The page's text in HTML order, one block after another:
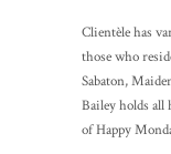
Clientèle has
those who
Sabaton,
Bailey holds all
of Happy